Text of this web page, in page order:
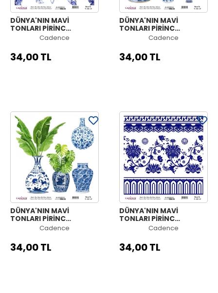
DÜNYA'NIN MAVİ
TONLARI PİRİNÇ
KOLEKSİYON BEYAZ
Cadence
34,00 TL
DÜNYA'NIN MAVİ
TONLARI PİRİNÇ
KOLEKSİYON BEYAZ
Cadence
34,00 TL
DÜNYA'NIN MAVİ
TONLARI PİRİNÇ
KOLEKSİYON BEYAZ
Cadence
34,00 TL
DÜNYA'NIN MAVİ
TONLARI PİRİNÇ
KOLEKSİYON BEYAZ
Cadence
34,00 TL